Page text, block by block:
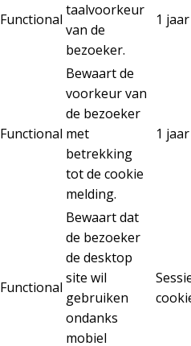
Functional
taalvoorkeur
van de
bezoeker.
1 jaar
Functional
Bewaart de
voorkeur van
de bezoeker
met
betrekking
tot de cookie
melding.
1 jaar
Functional
Bewaart dat
de bezoeker
de desktop
site wil
gebruiken
ondanks
mobiel